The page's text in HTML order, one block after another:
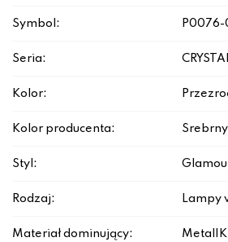
Symbol: P0076-
Seria:
Kolor:
Kolor producenta:
Styl:
Rodzaj: Lampy
Materiał dominujący: